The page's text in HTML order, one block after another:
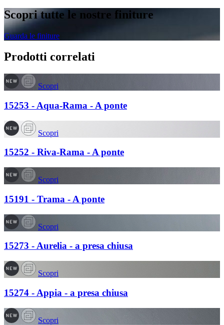
Scopri tutte le nostre finiture
Guarda le finiture
Prodotti correlati
Scopri
15253 - Aqua-Rama - A ponte
Scopri
15252 - Riva-Rama - A ponte
Scopri
15191 - Trama - A ponte
Scopri
15273 - Aurelia - a presa chiusa
Scopri
15274 - Appia - a presa chiusa
Scopri